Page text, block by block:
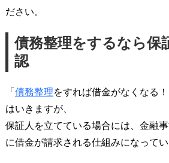
ださい。
債務整理をするなら保
認
「 債務整理をすれば借金がなくなる
はいきますが、
保証人を立てている場合には、金融
に借金が請求される仕組みになってい